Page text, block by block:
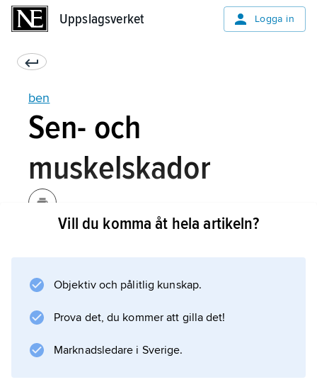
Uppslagsverket Logga in
ben
Sen- och
muskelskador
framsida kan vålla muskelbristning med
blödning, ”lårkaka”, och smärtsam tryckökning
i muskulaturen (jämför
) som följd. Överansträngning kan ge smärtor i
Vill du komma åt hela artikeln?
Objektiv och pålitlig kunskap.
Prova det, du kommer att gilla det!
Marknadsledare i Sverige.